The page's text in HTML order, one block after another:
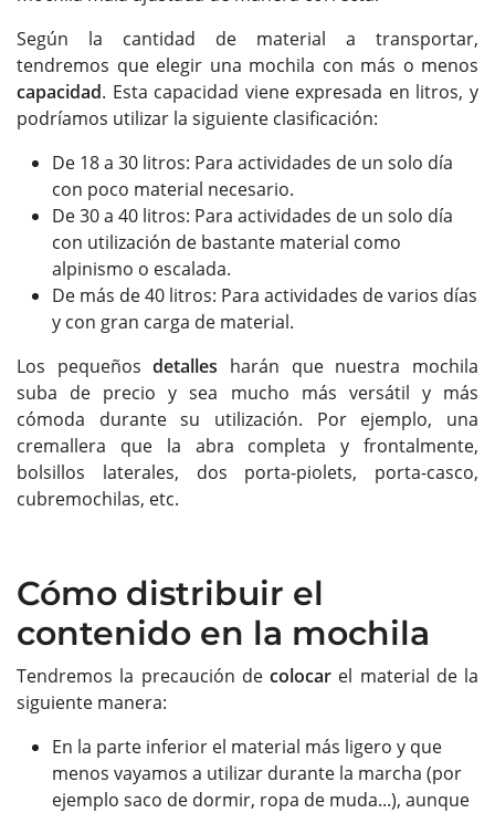
Según la cantidad de material a transportar,
tendremos que elegir una mochila con más o menos
capacidad. Esta capacidad viene expresada en litros, y
podríamos utilizar la siguiente clasificación:
De 18 a 30 litros: Para actividades de un solo día
con poco material necesario.
De 30 a 40 litros: Para actividades de un solo día
con utilización de bastante material como
alpinismo o escalada.
De más de 40 litros: Para actividades de varios días
y con gran carga de material.
Los pequeñosdetalles harán que nuestra mochila
suba de precio y sea mucho más versátil y más
cómoda durante su utilización. Por ejemplo, una
cremallera que la abra completa y frontalmente,
bolsillos laterales, dos porta-piolets, porta-casco,
cubremochilas, etc.
Cómo distribuir el
contenido en la mochila
Tendremos la precaución de colocar el material de la
siguiente manera:
En la parte inferior el material más ligero y que
menos vayamos a utilizar durante la marcha (por
ejemplo saco de dormir, ropa de muda...), aunque